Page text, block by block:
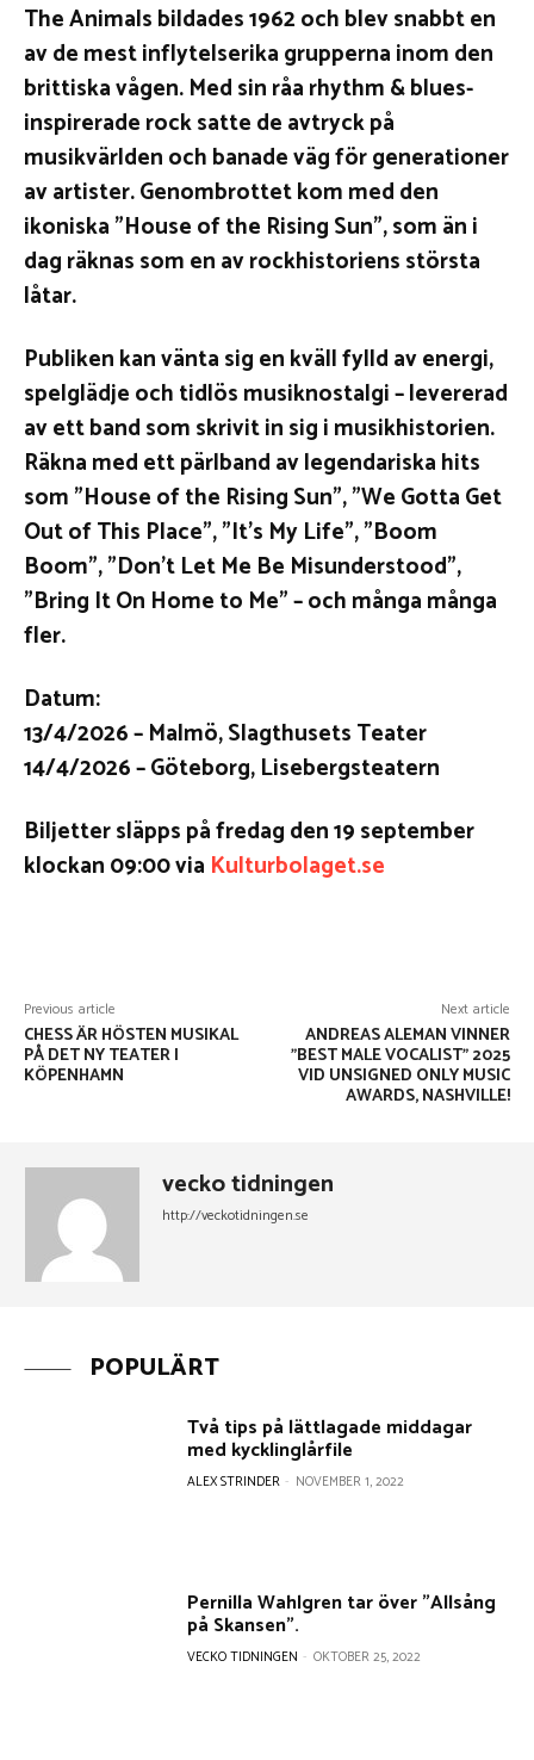
The Animals bildades 1962 och blev snabbt en
av de mest inflytelserika grupperna inom den
brittiska vågen. Med sin råa rhythm & blues-
inspirerade rock satte de avtryck på
musikvärlden och banade väg för generationer
av artister. Genombrottet kom med den
ikoniska ”House of the Rising Sun”, som än i
dag räknas som en av rockhistoriens största
låtar.
Publiken kan vänta sig en kväll fylld av energi,
spelglädje och tidlös musiknostalgi – levererad
av ett band som skrivit in sig i musikhistorien.
Räkna med ett pärlband av legendariska hits
som ”House of the Rising Sun”, ”We Gotta Get
Out of This Place”, ”It’s My Life”, ”Boom
Boom”, ”Don’t Let Me Be Misunderstood”,
”Bring It On Home to Me” – och många många
fler.
Datum:
13/4/2026 – Malmö, Slagthusets Teater
14/4/2026 – Göteborg, Lisebergsteatern
Biljetter släpps på fredag den 19 september
klockan 09:00 via Kulturbolaget.se
Previous article
CHESS ÄR HÖSTEN MUSIKAL
PÅ DET NY TEATER I
KÖPENHAMN
Next article
ANDREAS ALEMAN VINNER
”BEST MALE VOCALIST” 2025
VID UNSIGNED ONLY MUSIC
AWARDS, NASHVILLE!
vecko tidningen
http://veckotidningen.se
POPULÄRT
Två tips på lättlagade middagar
med kycklinglårfile
ALEX STRINDER - NOVEMBER 1, 2022
Pernilla Wahlgren tar över ”Allsång
på Skansen”.
VECKO TIDNINGEN - OKTOBER 25, 2022